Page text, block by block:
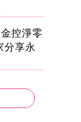
控淨零
分享永